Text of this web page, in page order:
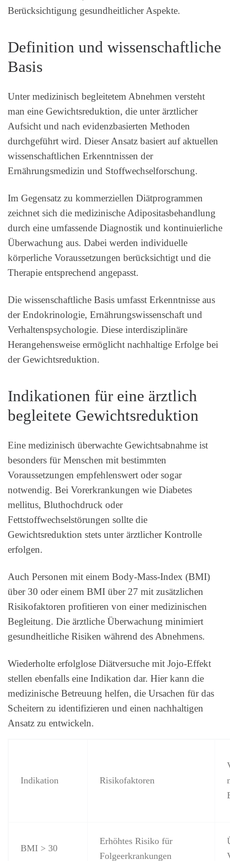
Berücksichtigung gesundheitlicher Aspekte.
Definition und wissenschaftliche
Basis
Unter medizinisch begleitetem Abnehmen versteht
man eine Gewichtsreduktion, die unter ärztlicher
Aufsicht und nach evidenzbasierten Methoden
durchgeführt wird. Dieser Ansatz basiert auf aktuellen
wissenschaftlichen Erkenntnissen der
Ernährungsmedizin und Stoffwechselforschung.
Im Gegensatz zu kommerziellen Diätprogrammen
zeichnet sich die medizinische Adipositasbehandlung
durch eine umfassende Diagnostik und kontinuierliche
Überwachung aus. Dabei werden individuelle
körperliche Voraussetzungen berücksichtigt und die
Therapie entsprechend angepasst.
Die wissenschaftliche Basis umfasst Erkenntnisse aus
der Endokrinologie, Ernährungswissenschaft und
Verhaltenspsychologie. Diese interdisziplinäre
Herangehensweise ermöglicht nachhaltige Erfolge bei
der Gewichtsreduktion.
Indikationen für eine ärztlich
begleitete Gewichtsreduktion
Eine medizinisch überwachte Gewichtsabnahme ist
besonders für Menschen mit bestimmten
Voraussetzungen empfehlenswert oder sogar
notwendig. Bei Vorerkrankungen wie Diabetes
mellitus, Bluthochdruck oder
Fettstoffwechselstörungen sollte die
Gewichtsreduktion stets unter ärztlicher Kontrolle
erfolgen.
Auch Personen mit einem Body-Mass-Index (BMI)
über 30 oder einem BMI über 27 mit zusätzlichen
Risikofaktoren profitieren von einer medizinischen
Begleitung. Die ärztliche Überwachung minimiert
gesundheitliche Risiken während des Abnehmens.
Wiederholte erfolglose Diätversuche mit Jojo-Effekt
stellen ebenfalls eine Indikation dar. Hier kann die
medizinische Betreuung helfen, die Ursachen für das
Scheitern zu identifizieren und einen nachhaltigen
Ansatz zu entwickeln.
Indikation Risikofaktoren
BMI > 30
Erhöhtes Risiko für
Folgeerkrankungen